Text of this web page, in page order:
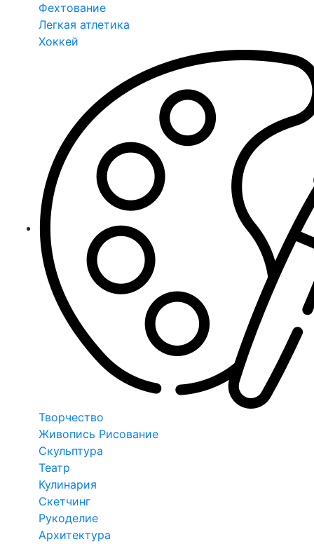
Фехтование
Легкая атлетика
Хоккей
Творчество
Живопись Рисование
Скульптура
Театр
Кулинария
Скетчинг
Рукоделие
Архитектура